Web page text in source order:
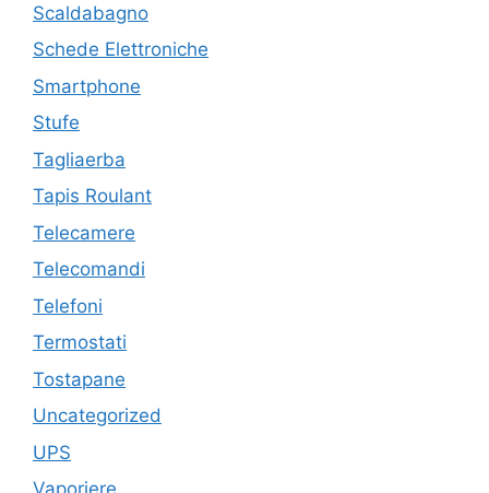
Scaldabagno
Schede Elettroniche
Smartphone
Stufe
Tagliaerba
Tapis Roulant
Telecamere
Telecomandi
Telefoni
Termostati
Tostapane
Uncategorized
UPS